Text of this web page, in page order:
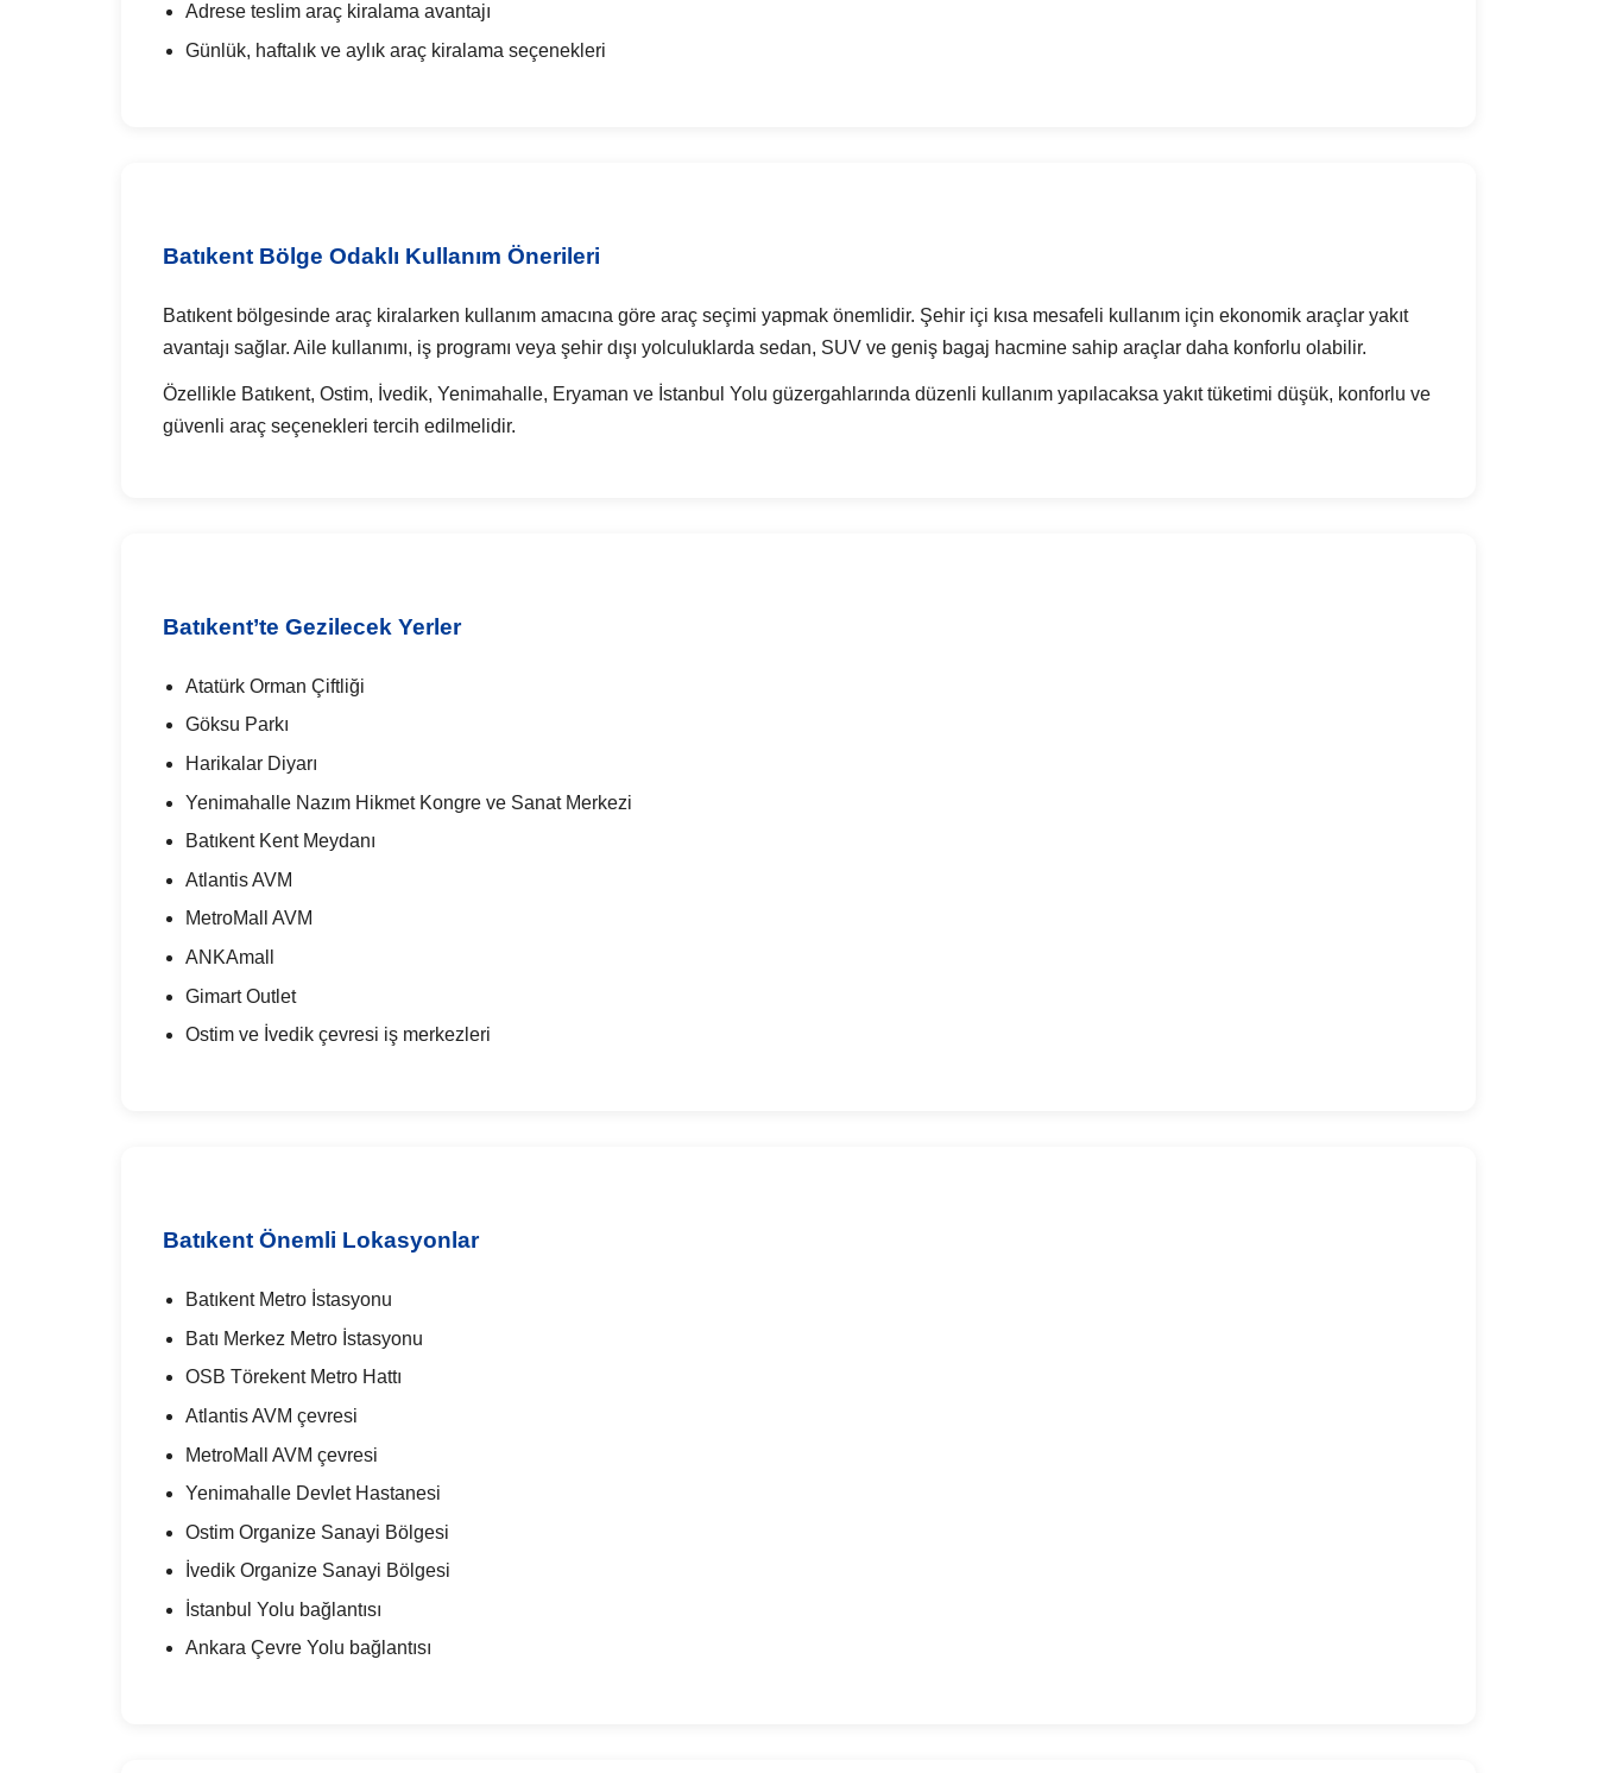
Adrese teslim araç kiralama avantajı
Günlük, haftalık ve aylık araç kiralama seçenekleri
Batıkent Bölge Odaklı Kullanım Önerileri
Batıkent bölgesinde araç kiralarken kullanım amacına göre araç seçimi yapmak önemlidir. Şehir içi kısa mesafeli kullanım için ekonomik araçlar yakıt
avantajı sağlar. Aile kullanımı, iş programı veya şehir dışı yolculuklarda sedan, SUV ve geniş bagaj hacmine sahip araçlar daha konforlu olabilir.
Özellikle Batıkent, Ostim, İvedik, Yenimahalle, Eryaman ve İstanbul Yolu güzergahlarında düzenli kullanım yapılacaksa yakıt tüketimi düşük, konforlu ve
güvenli araç seçenekleri tercih edilmelidir.
Batıkent’te Gezilecek Yerler
Atatürk Orman Çiftliği
Göksu Parkı
Harikalar Diyarı
Yenimahalle Nazım Hikmet Kongre ve Sanat Merkezi
Batıkent Kent Meydanı
Atlantis AVM
MetroMall AVM
ANKAmall
Gimart Outlet
Ostim ve İvedik çevresi iş merkezleri
Batıkent Önemli Lokasyonlar
Batıkent Metro İstasyonu
Batı Merkez Metro İstasyonu
OSB Törekent Metro Hattı
Atlantis AVM çevresi
MetroMall AVM çevresi
Yenimahalle Devlet Hastanesi
Ostim Organize Sanayi Bölgesi
İvedik Organize Sanayi Bölgesi
İstanbul Yolu bağlantısı
Ankara Çevre Yolu bağlantısı